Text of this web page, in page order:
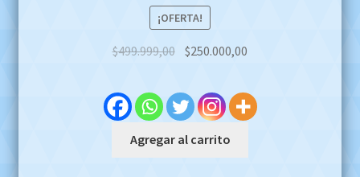
¡OFERTA!
$499.999,00 Original
was:
$499.999,00.
$250.000,00
is:
$250.000,00.
Agregar al carrito